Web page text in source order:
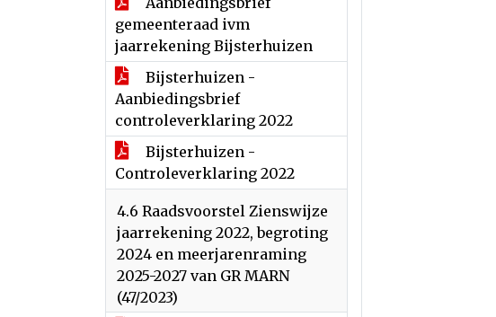
gemeenteraad ivm
jaarrekening Bijsterhuizen
Bijsterhuizen -
Aanbiedingsbrief
controleverklaring 2022
Bijsterhuizen -
Controleverklaring 2022
4.6 Raadsvoorstel Zienswijze
jaarrekening 2022, begroting
2024 en meerjarenraming
2025-2027 van GR MARN
(47/2023)